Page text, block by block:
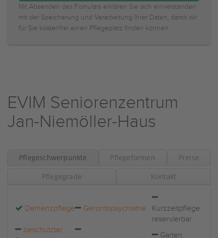
Mit Absenden des Fomulars erklären Sie sich einverstanden
mit der Speicherung und Verarbeitung Ihrer Daten, damit wir
für Sie kostenfrei einen Pflegeplatz finden können.
EVIM Seniorenzentrum
Jan-Niemöller-Haus
Pflegeschwerpunkte Pflegeformen Preise
Pflegegrade Kontakt
Demenzpflege Gerontopsychiatrie
Kurzzeitpflege
reservierbar
beschützter
Garten